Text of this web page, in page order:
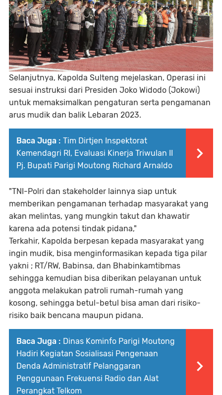
Selanjutnya, Kapolda Sulteng mejelaskan, Operasi ini
sesuai instruksi dari Presiden Joko Widodo (Jokowi)
untuk memaksimalkan pengaturan serta pengamanan
arus mudik dan balik Lebaran 2023.
Baca Juga : Tim Dirtjen Inspektorat
Kemendagri RI, Evaluasi Kinerja Triwulan II
Pj. Bupati Parigi Moutong Richard Arnaldo
"TNI-Polri dan stakeholder lainnya siap untuk
memberikan pengamanan terhadap masyarakat yang
akan melintas, yang mungkin takut dan khawatir
karena ada potensi tindak pidana,"
Terkahir, Kapolda berpesan kepada masyarakat yang
ingin mudik, bisa menginformasikan kepada tiga pilar
yakni ; RT/RW, Babinsa, dan Bhabinkamtibmas
sehingga kemudian bisa diberikan pelayanan untuk
anggota melakukan patroli rumah-rumah yang
kosong, sehingga betul-betul bisa aman dari risiko-
risiko baik bencana maupun pidana.
Baca Juga : Dinas Kominfo Parigi Moutong
Hadiri Kegiatan Sosialisasi Pengenaan
Denda Administratif Pelanggaran
Penggunaan Frekuensi Radio dan Alat
Perangkat Telkom